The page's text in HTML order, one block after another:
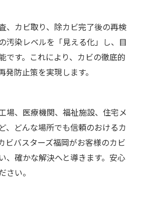
、カビ取り、除カビ完了後の再検
汚染レベルを「見える化」し、目
です。これにより、カビの徹底的
防止策を実現します。
場、医療機関、福祉施設、住宅メ
、どんな場所でも信頼のおけるカ
ビバスターズ福岡がお客様のカビ
、確かな解決へと導きます。安心
さい。